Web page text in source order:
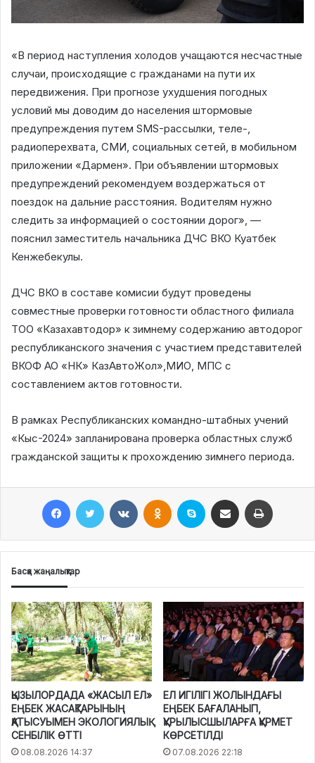
«В период наступления холодов учащаются несчастные
случаи, происходящие с гражданами на пути их
передвижения. При прогнозе ухудшения погодных
условий мы доводим до населения штормовые
предупреждения путем SMS-рассылки, теле-,
радиоперехвата, СМИ, социальных сетей, в мобильном
приложении «Дармен». При объявлении штормовых
предупреждений рекомендуем воздержаться от
поездок на дальние расстояния. Водителям нужно
следить за информацией о состоянии дорог», —
пояснил заместитель начальника ДЧС ВКО Куатбек
Кенжебекулы.
ДЧС ВКО в составе комисии будут проведены
совместные проверки готовности областного филиала
ТОО «Казахавтодор» к зимнему содержанию автодорог
республиканского значения с участием представителей
ВКОФ АО «НК» КазАвтоЖол»,МИО, МПС с
составлением актов готовности.
В рамках Республиканских командно-штабных учений
«Кыс-2024» запланирована проверка областных служб
гражданской защиты к прохождению зимнего периода.
Басқа жаңалықтар
ҚЫЗЫЛОРДАДА «ЖАСЫЛ ЕЛ»
ЕҢБЕК ЖАСАҚТАРЫНЫҢ
ҚАТЫСУЫМЕН ЭКОЛОГИЯЛЫҚ
СЕНБІЛІК ӨТТІ
08.08.2026 14:37
ЕЛ ИГІЛІГІ ЖОЛЫНДАҒЫ
ЕҢБЕК БАҒАЛАНЫП,
ҚҰРЫЛЫСШЫЛАРҒА ҚҰРМЕТ
КӨРСЕТІЛДІ
07.08.2026 22:18